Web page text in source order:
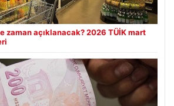
zaman açıklanacak? 2026 TÜİK mart